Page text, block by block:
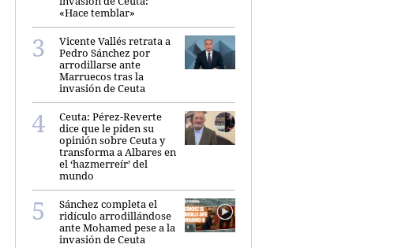
«Hace temblar»
Vicente Vallés retrata a
Pedro Sánchez por
arrodillarse ante
Marruecos tras la
invasión de Ceuta
Ceuta: Pérez-Reverte
dice que le piden su
opinión sobre Ceuta y
transforma a Albares en
el ‘hazmerreír’ del
mundo
Sánchez completa el
ridículo arrodillándose
ante Mohamed pese a la
invasión de Ceuta